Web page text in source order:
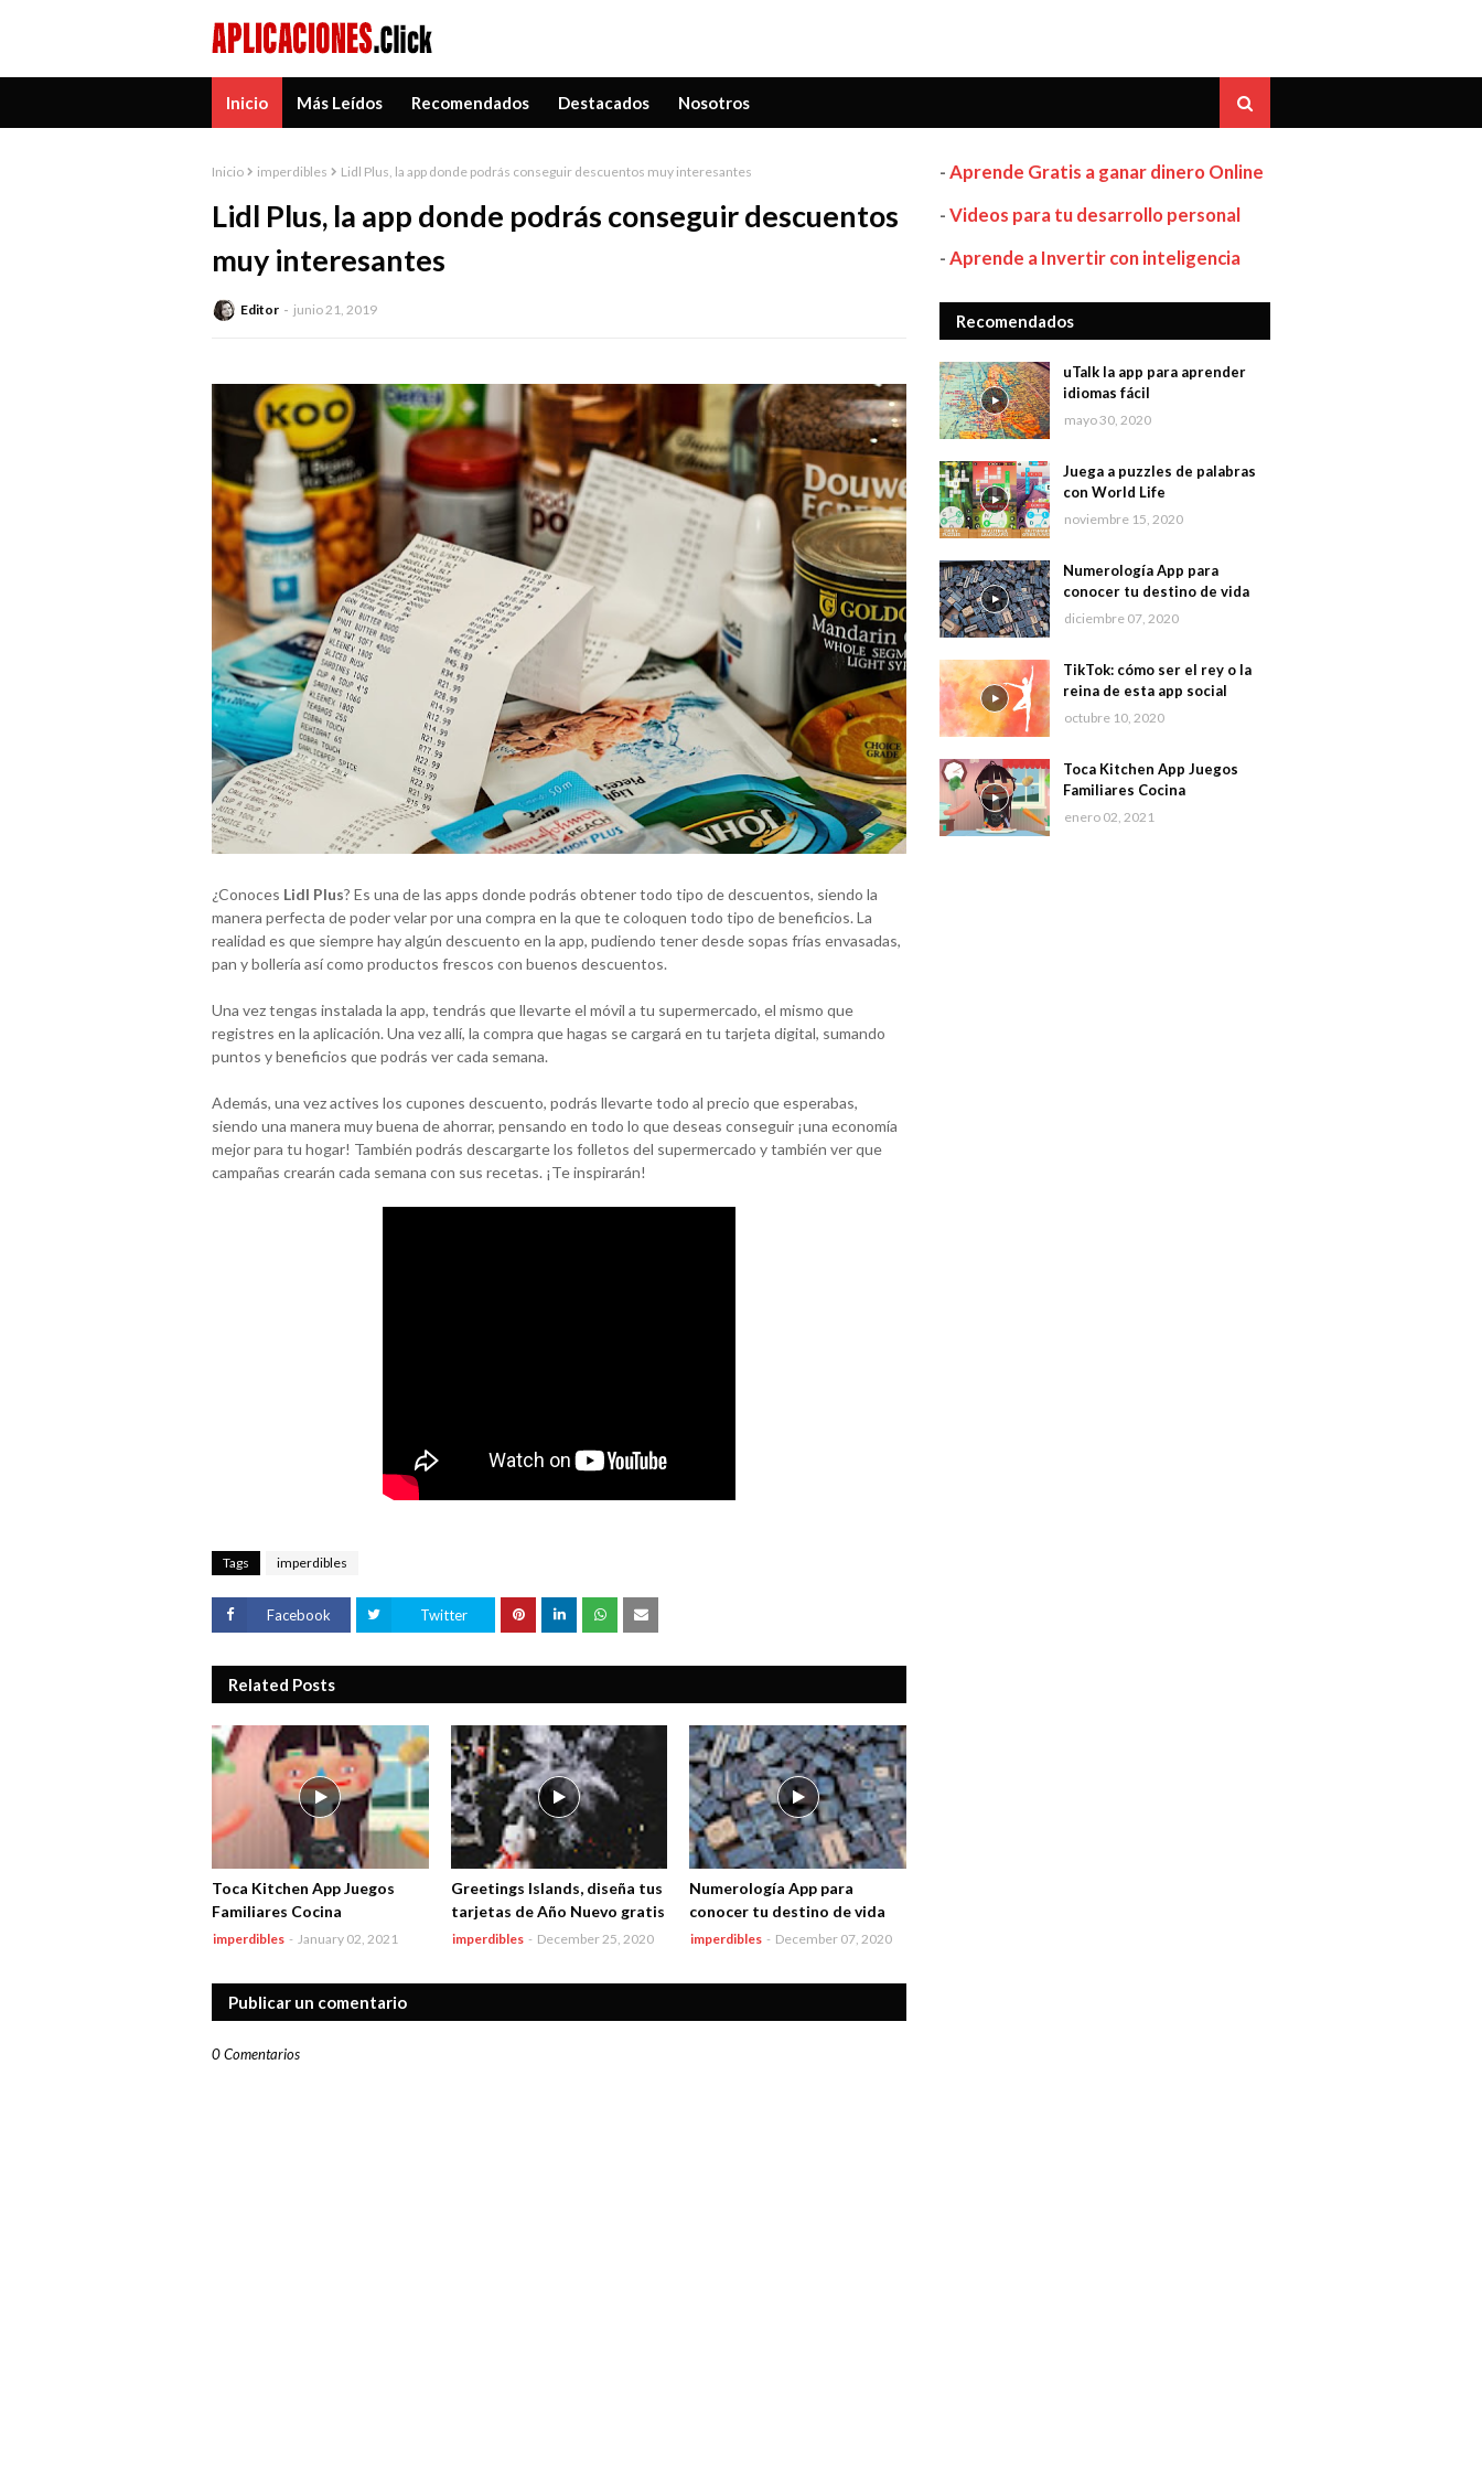
Inicio Más Leídos Recomendados Destacados Nosotros
Inicio imperdibles Lidl Plus, la app donde podrás conseguir descuentos muy interesantes
Lidl Plus, la app donde podrás conseguir descuentos
muy interesantes
Editor junio 21, 2019
¿Conoces Lidl Plus? Es una de las apps donde podrás obtener todo tipo de descuentos, siendo la
manera perfecta de poder velar por una compra en la que te coloquen todo tipo de beneficios. La
realidad es que siempre hay algún descuento en la app, pudiendo tener desde sopas frías envasadas,
pan y bollería así como productos frescos con buenos descuentos.
Una vez tengas instalada la app, tendrás que llevarte el móvil a tu supermercado, el mismo que
registres en la aplicación. Una vez allí, la compra que hagas se cargará en tu tarjeta digital, sumando
puntos y beneficios que podrás ver cada semana.
Además, una vez actives los cupones descuento, podrás llevarte todo al precio que esperabas,
siendo una manera muy buena de ahorrar, pensando en todo lo que deseas conseguir ¡una economía
mejor para tu hogar! También podrás descargarte los folletos del supermercado y también ver que
campañas crearán cada semana con sus recetas. ¡Te inspirarán!
Tags imperdibles
Facebook Twitter
Related Posts
Toca Kitchen App Juegos
Familiares Cocina
imperdibles - January 02, 2021
Greetings Islands, diseña tus
tarjetas de Año Nuevo gratis
imperdibles - December 25, 2020
Numerología App para
conocer tu destino de vida
imperdibles - December 07, 2020
Publicar un comentario
0 Comentarios
-Aprende Gratis a ganar dinero Online
-Videos para tu desarrollo personal
-Aprende a Invertir con inteligencia
Recomendados
uTalk la app para aprender
idiomas fácil
mayo 30, 2020
Juega a puzzles de palabras
con World Life
noviembre 15, 2020
Numerología App para
conocer tu destino de vida
diciembre 07, 2020
TikTok: cómo ser el rey o la
reina de esta app social
octubre 10, 2020
Toca Kitchen App Juegos
Familiares Cocina
enero 02, 2021